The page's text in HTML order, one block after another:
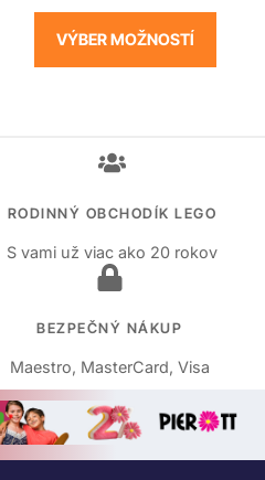
VÝBER MOŽNOSTÍ
RODINNÝ OBCHODÍK LEGO
S vami už viac ako 20 rokov
BEZPEČNÝ NÁKUP
Maestro, MasterCard, Visa